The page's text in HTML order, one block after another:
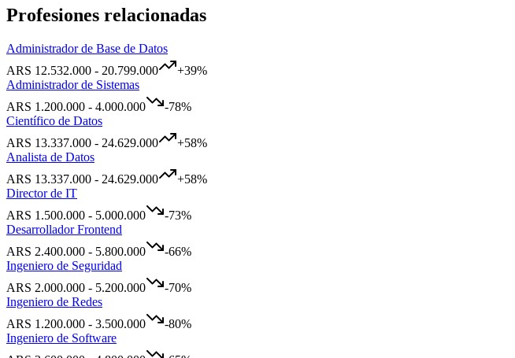
Profesiones relacionadas
Administrador de Base de Datos
ARS 12.532.000 - 20.799.000 +39%
Administrador de Sistemas
ARS 1.200.000 - 4.000.000 -78%
Científico de Datos
ARS 13.337.000 - 24.629.000 +58%
Analista de Datos
ARS 13.337.000 - 24.629.000 +58%
Director de IT
ARS 1.500.000 - 5.000.000 -73%
Desarrollador Frontend
ARS 2.400.000 - 5.800.000 -66%
Ingeniero de Seguridad
ARS 2.000.000 - 5.200.000 -70%
Ingeniero de Redes
ARS 1.200.000 - 3.500.000 -80%
Ingeniero de Software